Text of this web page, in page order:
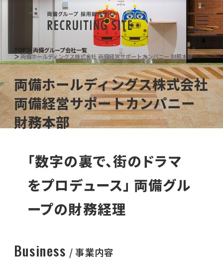
TOP
両備グループ会社一覧
両備ホールディングス株式会社 両備経営サポートカンパニー 財務本部
両備ホールディングス株式会社
両備経営サポートカンパニー
財務本部
「数字の裏で、街のドラマ
をプロデュース」 両備グル
ープの財務経理
Business 事業内容